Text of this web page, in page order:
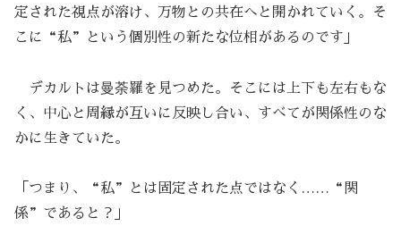
定された視点が溶け、万物との共在へと開かれていく。そ
こに“私”という個別性の新たな位相があるのです」
デカルトは曼荼羅を見つめた。そこには上下も左右もな
く、中心と周縁が互いに反映し合い、すべてが関係性のな
かに生きていた。
「つまり、“私”とは固定された点ではなく……“関
係”であると？」